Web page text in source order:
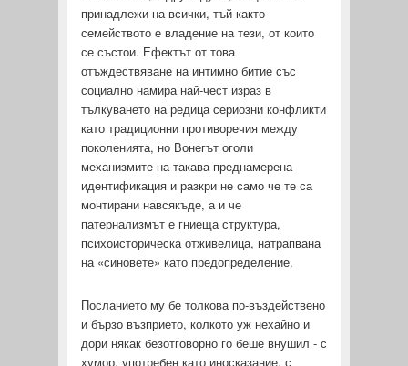
принадлежи на всич­ки, тъй както
семейството е владение на тези, от които
се състои. Ефектът от това
отъждествяване на интимно битие със
социално намира най-чест израз в
тълкуването на редица сериозни конфликти
като традиционни противоречия между
поколения­та, но Вонегът оголи
механизмите на такава преднамерена
идентификация и разкри не само че те са
монтирани навсякъде, а и че
патернализмът е гниеща структура,
психоисторическа отживелица, натрапвана
на «синовете» като предопределение.
Посланието му бе толкова по-въздействено
и бързо въз­прието, колкото уж нехайно и
дори някак безотговорно го беше внушил - с
хумор, употребен като иносказание, с